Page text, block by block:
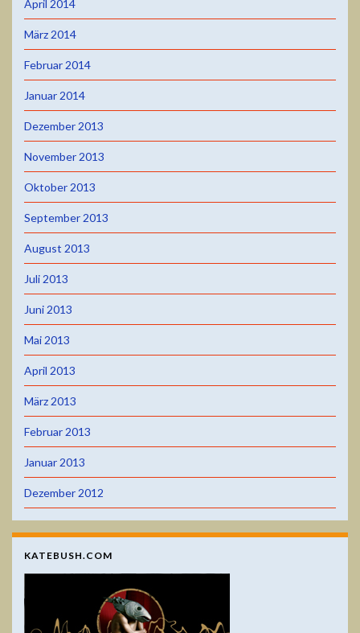
April 2014
März 2014
Februar 2014
Januar 2014
Dezember 2013
November 2013
Oktober 2013
September 2013
August 2013
Juli 2013
Juni 2013
Mai 2013
April 2013
März 2013
Februar 2013
Januar 2013
Dezember 2012
KATEBUSH.COM